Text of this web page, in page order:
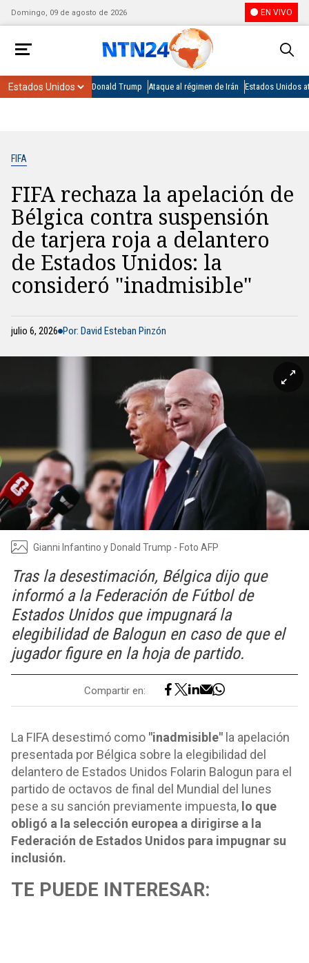
Domingo, 09 de agosto de 2026 EN VIVO
Donald Trump Ataque al régimen de Irán Estados Unidos
FIFA
FIFA rechaza la apelación de
Bélgica contra suspensión
de tarjera roja a delantero
de Estados Unidos: la
consideró "inadmisible"
julio 6, 2026 Por: David Esteban Pinzón
Gianni Infantino y Donald Trump - Foto AFP
Tras la desestimación, Bélgica dijo que
informó a la Federación de Fútbol de
Estados Unidos que impugnará la
elegibilidad de Balogun en caso de que el
jugador figure en la hoja de partido.
Compartir en:
La FIFA desestimó como "inadmisible" la apelación
presentada por Bélgica sobre la elegibilidad del
delantero de Estados Unidos Folarin Balogun para el
partido de octavos de final del Mundial del lunes
pese a su sanción previamente impuesta, lo que
obligó a la selección europea a dirigirse a la
Federación de Estados Unidos para impugnar su
inclusión.
TE PUEDE INTERESAR: